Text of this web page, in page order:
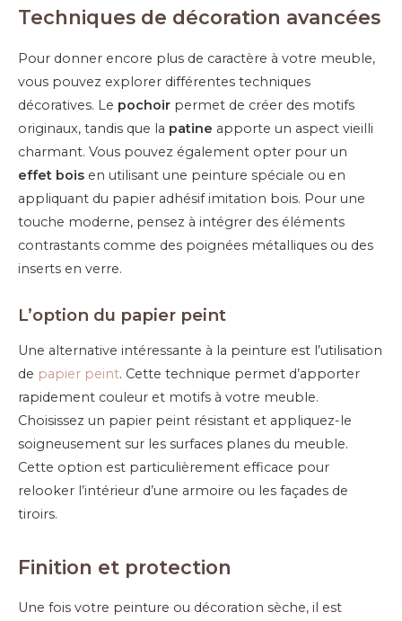
Techniques de décoration avancées
Pour donner encore plus de caractère à votre meuble,
vous pouvez explorer différentes techniques
décoratives. Le pochoir permet de créer des motifs
originaux, tandis que la patine apporte un aspect vieilli
charmant. Vous pouvez également opter pour un
effet bois en utilisant une peinture spéciale ou en
appliquant du papier adhésif imitation bois. Pour une
touche moderne, pensez à intégrer des éléments
contrastants comme des poignées métalliques ou des
inserts en verre.
L’option du papier peint
Une alternative intéressante à la peinture est l’utilisation
de papier peint. Cette technique permet d’apporter
rapidement couleur et motifs à votre meuble.
Choisissez un papier peint résistant et appliquez-le
soigneusement sur les surfaces planes du meuble.
Cette option est particulièrement efficace pour
relooker l’intérieur d’une armoire ou les façades de
tiroirs.
Finition et protection
Une fois votre peinture ou décoration sèche, il est